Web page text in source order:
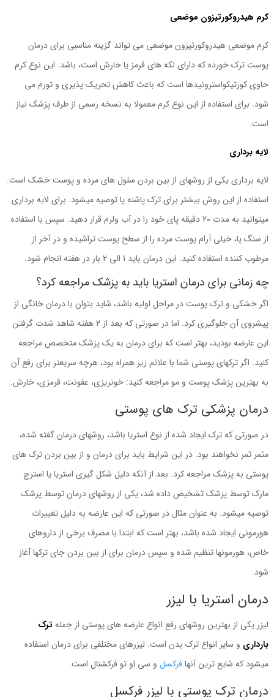
کرم هیدروکورتیزون موضعی
کرم موضعی هیدروکورتیزون موضعی می تواند گزینه مناسبی برای درمان
پوست ترک خورده که دارای لکه های قرمز یا خارش است، باشد. این نوع کرم
حاوی کورتیکواستروئیدها است که باعث کاهش تحریک پذیری و تورم می
شود. برای استفاده از این نوع کرم معمولا به نسخه رسمی از طرف پزشک نیاز
است.
لایه برداری
لایه برداری یکی از روشهای از بین بردن سلول های مرده و پوست خشک است.
استفاده از این روش بیشتر برای ترک پاشنه پا توصیه میشود. برای لایه برداری
میتوانید به مدت 20 دقیقه پای خود را در آب ولرم قرار دهید. سپس با استفاده
از سنگ پا، خیلی آرام پوست مرده را از سطح پوست تراشیده و در آخر از
مرطوب کننده استفاده کنید. این درمان باید 1 الی 2 بار در هفته انجام شود.
چه زمانی برای درمان استریا باید به پزشک مراجعه کرد؟
اگر خشکی و ترک پوست در مراحل اولیه باشد، شاید بتوان با درمان خانگی از
پیشروی آن جلوگیری کرد. اما در صورتی که بعد از 2 هفته شاهد شدت گرفتن
این عارضه بودید، بهتر است که برای درمان به یک پزشک متخصص مراجعه
کنید. اگر ترکهای پوستی شما با علائم زیر همراه بود، هرچه سریعتر برای رفع آن
به بهترین پزشک پوست و مو مراجعه کنید: خونریزی، عفونت، قرمزی، خارش.
درمان پزشکی ترک های پوستی
در صورتی که ترک ایجاد شده از نوع استریا باشد، روشهای درمان گفته شده،
مثمر ثمر نخواهند بود. در این شرایط باید برای درمان و از بین بردن ترک های
پوستی به پزشک مراجعه کرد. بعد از آنکه دلیل شکل گیری استریا یا استرچ
مارک توسط پزشک تشخیص داده شد، یکی از روشهای درمان توسط پزشک
توصیه میشود. به عنوان مثال در صورتی که این عارضه به دلیل تغییرات
هورمونی ایجاد شده باشد، بهتر است که ابتدا با مصرف برخی از داروهای
خاص، هورمونها تنظیم شده و سپس درمان برای از بین بردن جای ترکها آغاز
شود.
درمان استریا با لیزر
لیزر یکی از بهترین روشهای رفع انواع عارضه های پوستی از جمله ترک
بارداری و سایر انواع ترک بدن است. لیزرهای مختلفی برای درمان استفاده
میشود که شایع ترین آنهافرکسل و سی او تو فرکشنال است.
درمان ترک پوستی با لیزر فرکسل